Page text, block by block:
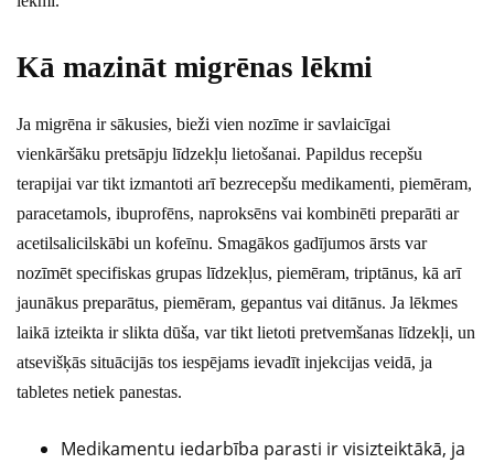
Kā mazināt migrēnas lēkmi
Ja migrēna ir sākusies, bieži vien nozīme ir savlaicīgai
vienkāršāku pretsāpju līdzekļu lietošanai. Papildus recepšu
terapijai var tikt izmantoti arī bezrecepšu medikamenti, piemēram,
paracetamols, ibuprofēns, naproksēns vai kombinēti preparāti ar
acetilsalicilskābi un kofeīnu. Smagākos gadījumos ārsts var
nozīmēt specifiskas grupas līdzekļus, piemēram, triptānus, kā arī
jaunākus preparātus, piemēram, gepantus vai ditānus. Ja lēkmes
laikā izteikta ir slikta dūša, var tikt lietoti pretvemšanas līdzekļi, un
atsevišķās situācijās tos iespējams ievadīt injekcijas veidā, ja
tabletes netiek panestas.
Medikamentu iedarbība parasti ir visizteiktākā, ja